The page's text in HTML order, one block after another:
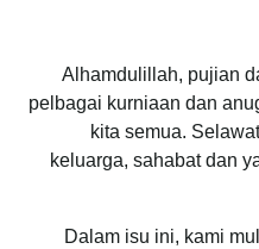
Alhamdulillah, pujian
pelbagai kurniaan dan
kita semua.
keluarga, sahabat dan
Dalam isu ini, kami